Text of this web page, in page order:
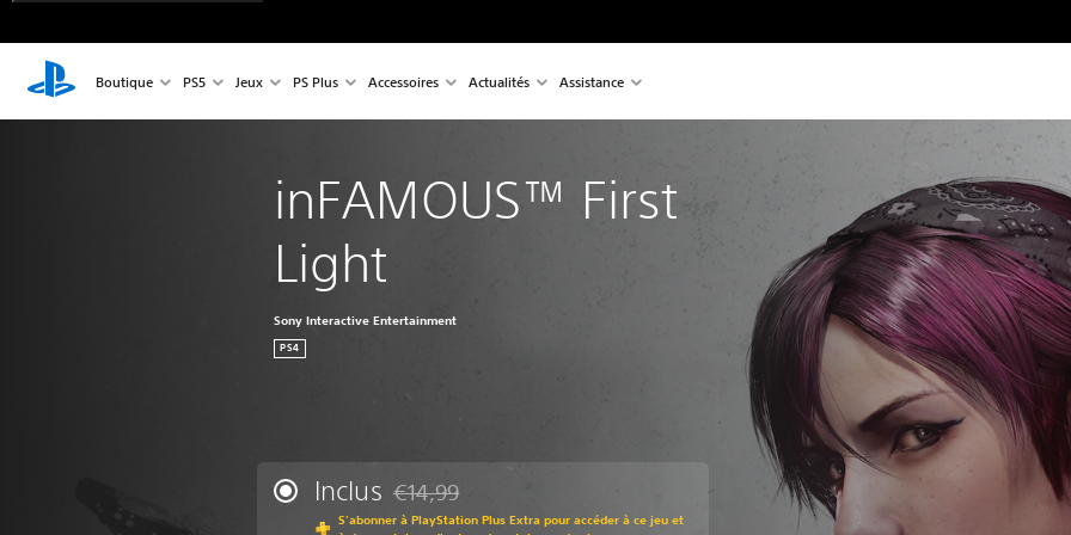
Boutique PS5 Jeux PS Plus Accessoires Actualités Assistance
inFAMOUS™ First
Light
Sony Interactive Entertainment
PS4
Inclus Remise par rapport au prix d'origine de €14,99
€14,99
S'abonner à PlayStation Plus Extra pour accéder à ce jeu et